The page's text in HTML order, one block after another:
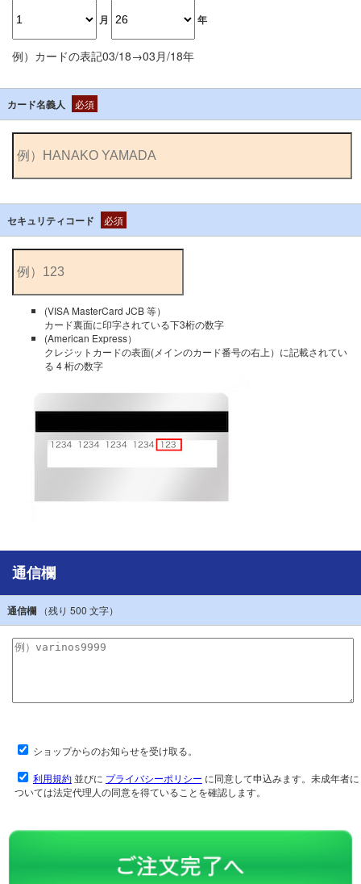
月 年
例）カードの表記03/18→03月/18年
カード名義人 必須
セキュリティコード 必須
(VISA MasterCard JCB 等）
カード裏面に印字されている下3桁の数字
(American Express）
クレジットカードの表面(メインのカード番号の右上）に記載されてい
る 4 桁の数字
通信欄
通信欄（残り 500 文字）
ショップからのお知らせを受け取る。
利用規約並びに プライバシーポリシー に同意して申込みます。未成年者に
ついては法定代理人の同意を得ていることを確認します。